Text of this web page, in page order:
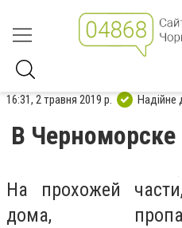
16:31, 2 травня 2019 р. Надійне
В
На прохожей
дома,